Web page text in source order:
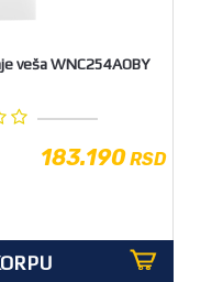
veša WNC254AOBY
183.190RSD